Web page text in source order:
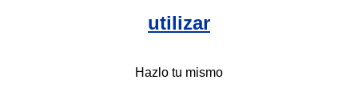
utilizar
Hazlo tu mismo